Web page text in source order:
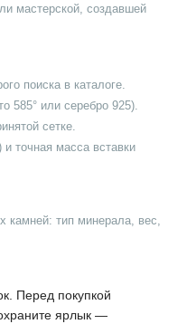
мастерской, создавшей
поиска в каталоге.
585° или серебро 925).
сетке.
точная масса вставки
камней: тип минерала, вес,
Перед покупкой
ярлык —